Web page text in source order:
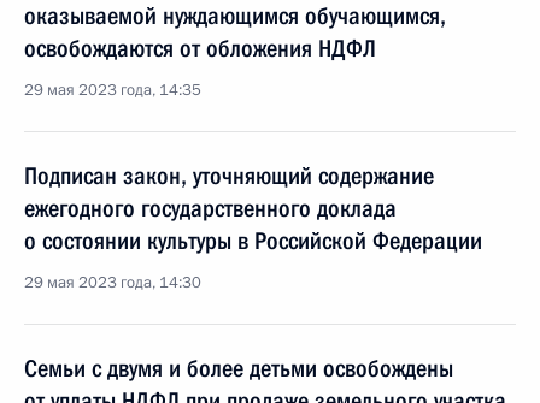
оказываемой нуждающимся обучающимся,
освобождаются от обложения НДФЛ
29 мая 2023 года, 14:35
Подписан закон, уточняющий содержание
ежегодного государственного доклада
о состоянии культуры в Российской Федерации
29 мая 2023 года, 14:30
Семьи с двумя и более детьми освобождены